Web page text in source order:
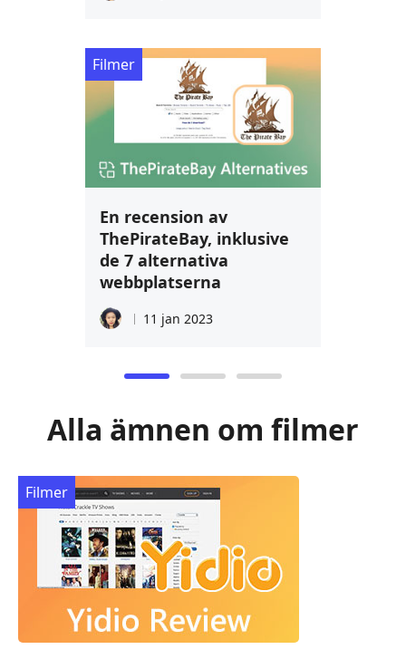
En recension av
ThePirateBay, inklusive
de 7 alternativa
webbplatserna
11 jan 2023
Filmer
Alla ämnen om filmer
Filmer